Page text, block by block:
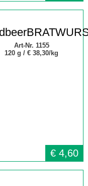
Art-Nr. 1155
120 g /€ 38,30/kg
€ 4,60